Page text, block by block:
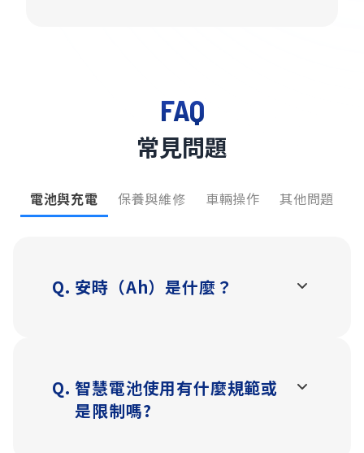
FAQ
常見問題
電池與充電 保養與維修 車輛操作 其他問題
Q. 安時（Ah）是什麼？
單電池車款：每 Ah 約可行駛 1.4 公里。
雙電池車款：每 Ah 約可行駛 1.1 公里。
*實際續航仍受 載重、坡道、胎壓、氣
Q. 智慧電池使用有什麼規範或
是限制嗎?